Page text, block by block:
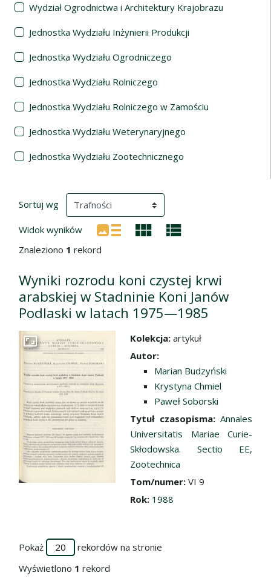
Wydział Ogrodnictwa i Architektury Krajobrazu
Jednostka Wydziału Inżynierii Produkcji
Jednostka Wydziału Ogrodniczego
Jednostka Wydziału Rolniczego
Jednostka Wydziału Rolniczego w Zamościu
Jednostka Wydziału Weterynaryjnego
Jednostka Wydziału Zootechnicznego
Wyniki wyszukiwania
Sortuj wg (automatyczne przeładowanie treści)
Widok wyników
Znaleziono 1 rekord
Wyniki rozrodu koni czystej krwi
arabskiej w Stadninie Koni Janów
Podlaski w latach 1975—1985
Przejdź do zbioru
Kolekcja: artykuł
Autor:
Marian Budzyński
Krystyna Chmiel
Paweł Soborski
Tytuł czasopisma: Annales
Universitatis Mariae Curie-
Skłodowska. Sectio EE,
Zootechnica
Tom/numer: VI 9
Rok: 1988
Pokaż
rekordów na stronie
Wyświetlono 1 rekord